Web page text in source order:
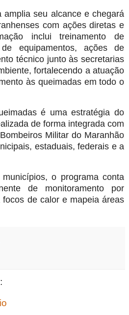
amplia seu alcance e chegará
com ações diretas e
inclui treinamento de
equipamentos, ações de
técnico junto às secretarias
fortalecendo a atuação
às queimadas em todo o
é uma estratégia do
de forma integrada com
Militar do Maranhão
estaduais, federais e a
o programa conta
de monitoramento por
de calor e mapeia áreas